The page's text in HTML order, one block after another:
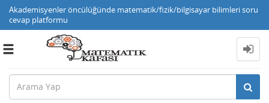
Akademisyenler öncülüğünde matematik/fizik/bilgisayar bilimleri soru
cevap platformu
Toggle